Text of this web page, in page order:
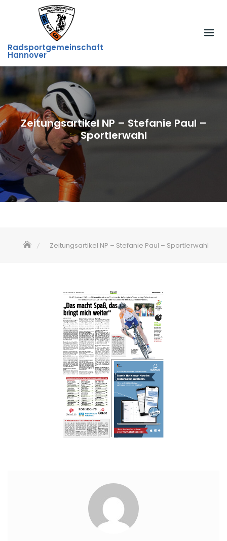
Radsportgemeinschaft
Hannover
Zeitungsartikel NP – Stefanie Paul –
Sportlerwahl
Zeitungsartikel NP – Stefanie Paul – Sportlerwahl